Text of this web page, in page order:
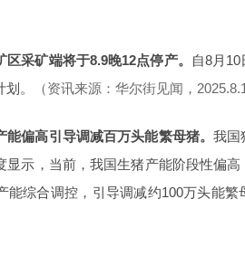
采矿端将于8.9晚12点停产。
自8月
。
（资讯来源：华尔街见闻，
偏高引导调减百万头能繁母猪。 我国
显示，当前，我国生猪产能阶段性偏
能综合调控，引导调减约100万头能繁